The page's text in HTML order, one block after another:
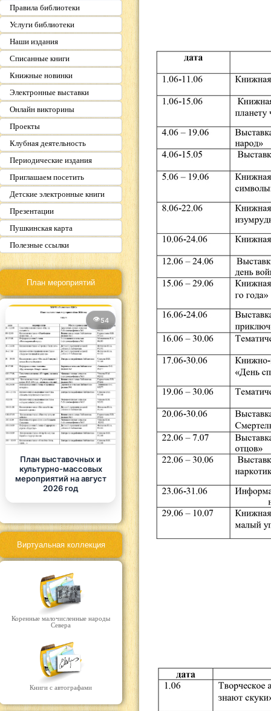
Правила библиотеки
Услуги библиотеки
Наши издания
Списанные книги
Книжные новинки
Электронные выставки
Онлайн викторины
Проекты
Клубная деятельность
Периодические издания
Приглашаем посетить
Детские электронные книги
Презентации
Пушкинская карта
Полезные ссылки
План мероприятий
54
План выставочных и
культурно-массовых
мероприятий на август
2026 год
Виртуальная коллекция
Коренные малочисленные народы
Севера
Книги с автографами